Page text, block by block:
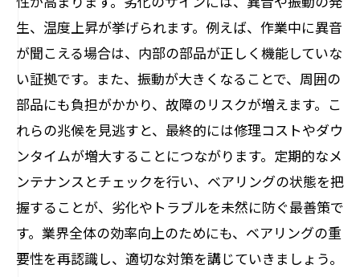
生、温度上昇が挙げられます。例えば、作業中に異音
が聞こえる場合は、内部の部品が正しく機能していな
い証拠です。また、振動が大きくなることで、周囲の
部品にも負担がかかり、故障のリスクが増えます。こ
れらの兆候を見逃すと、最終的には修理コストやダウ
ンタイムが増大することにつながります。定期的なメ
ンテナンスとチェックを行い、ベアリングの状態を把
握することが、劣化やトラブルを未然に防ぐ最善策で
す。業界全体の効率向上のためにも、ベアリングの重
要性を再認識し、適切な対策を講じていきましょう。